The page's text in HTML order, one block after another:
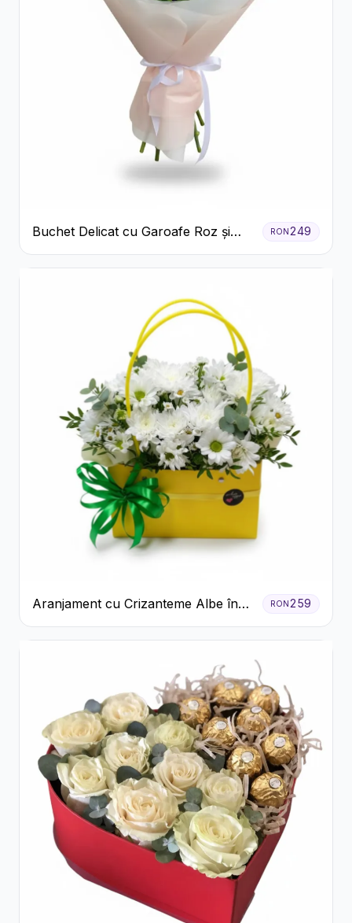
Buchet Delicat cu Garoafe Roz și
Crizanteme Albe
RON249
Aranjament cu Crizanteme Albe în
Cutie Galbenă
RON259